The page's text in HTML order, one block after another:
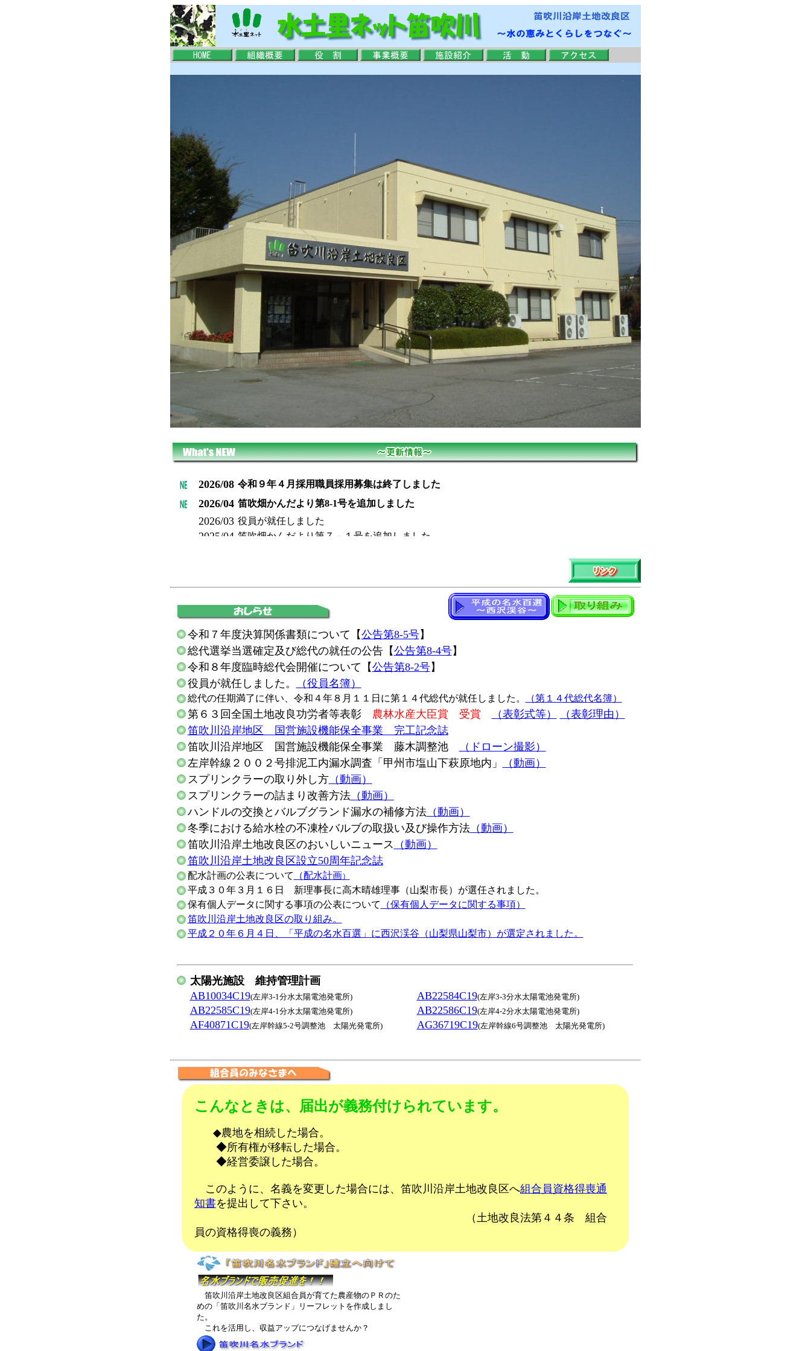
令和７年度決算関係書類について【公告第8-5号】
総代選挙当選確定及び総代の就任の公告【公告第8-4号】
令和８年度臨時総代会開催について【公告第8-2号】
役員が就任しました。
（役員名簿）
総代の任期満了に伴い、令和４年８月１１日に第１４代総代が就任しました。 （第１４代総代名簿）
第６３回全国土地改良功労者等表彰 農林水産大臣賞 受賞 （表彰式等）
（表彰理由）
笛吹川沿岸地区 国営施設機能保全事業 完工記念誌
笛吹川沿岸地区 国営施設機能保全事業 藤木調整池
（ドローン撮影）
左岸幹線２００２号排泥工内漏水調査「甲州市塩山下萩原地内」
（動画）
スプリンクラーの取り外し方（動画）
スプリンクラーの詰まり改善方法（動画）
ハンドルの交換とバルブグランド漏水の補修方法（動画）
冬季における給水栓の不凍栓バルブの取扱い及び操作方法（動画）
笛吹川沿岸土地改良区のおいしいニュース （動画）
笛吹川沿岸土地改良区設立50周年記念誌
配水計画の公表について （配水計画）
平成３０年３月１６日 新理事長に高木晴雄理事（山梨市長）が選任されました。
保有個人データに関する事項の公表について （保有個人データに関する事項）
笛吹川沿岸土地改良区の取り組み。
平成２０年６月４日、「平成の名水百選」に西沢渓谷（山梨県山梨市）が選定されました。
太陽光施設 維持管理計画
AB10034C19(左岸3-1分水太陽電池発電所) AB22584C19(左岸3-3分水太陽電池発電所)
AB22585C19(左岸4-1分水太陽電池発電所) AB22586C19(左岸4-2分水太陽電池発電所)
AF40871C19(左岸幹線5-2号調整池 太陽光発電所) AG36719C19(左岸幹線6号調整池 太陽光発電所)
こんなときは、届出が義務付けられています。
◆農地を相続した場合。
◆所有権が移転した場合。
◆経営委譲した場合。
このように、名義を変更した場合には、笛吹川沿岸土地改良区へ組合員資格得喪通
知書を提出して下さい。
（土地改良法第４４条 組合
員の資格得喪の義務）
笛吹川沿岸土地改良区組合員が育てた農産物のＰＲのた
めの「笛吹川名水ブランド」リーフレットを作成しまし
た。
これを活用し、収益アップにつなげませんか？